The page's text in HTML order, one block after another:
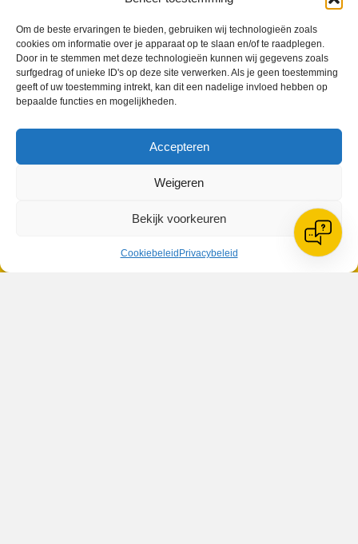
Om de beste ervaringen te bieden, gebruiken wij technologieën zoals
cookies om informatie over je apparaat op te slaan en/of te raadplegen.
Door in te stemmen met deze technologieën kunnen wij gegevens zoals
surfgedrag of unieke ID's op deze site verwerken. Als je geen toestemming
geeft of uw toestemming intrekt, kan dit een nadelige invloed hebben op
bepaalde functies en mogelijkheden.
Accepteren
Weigeren
Bekijk voorkeuren
Cookiebeleid Privacybeleid
Berichten seizoen 2019-2020